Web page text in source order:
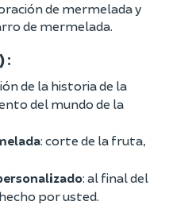
de mermelada y
de mermelada.
:
de la historia de la
del mundo de la
: corte de la fruta,
: al final del
por usted.